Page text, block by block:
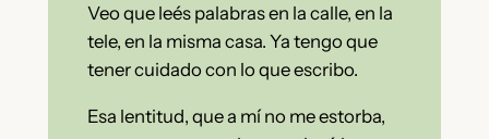
Veo que leés palabras en la calle, en la
tele, en la misma casa. Ya tengo que
tener cuidado con lo que escribo.
Esa lentitud, que a mí no me estorba,